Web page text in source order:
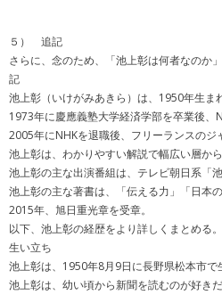
５） 追記
さらに、念のため、「池上彰は何者なのか
記
池上彰（いけがみあきら）は、1950年生
1973年に慶應義塾大学経済学部を卒業後
2005年にNHKを退職後、フリーランスの
池上彰は、わかりやすい解説で幅広い層か
池上彰の主な出演番組は、テレビ朝日系「
池上彰の主な著書は、「伝える力」「日本
2015年、旭日重光章を受章。
以下、池上彰の経歴をより詳しくまとめる。
生い立ち
池上彰は、1950年8月9日に長野県松本市
池上彰は、幼い頃から新聞を読むのが好き